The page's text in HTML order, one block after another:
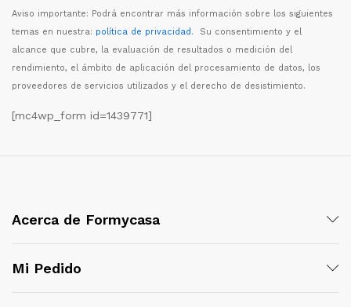
Aviso importante: Podrá encontrar más información sobre los siguientes
temas en nuestra: política de privacidad. Su consentimiento y el
alcance que cubre, la evaluación de resultados o medición del
rendimiento, el ámbito de aplicación del procesamiento de datos, los
proveedores de servicios utilizados y el derecho de desistimiento.
[mc4wp_form id=1439771]
Acerca de Formycasa
Mi Pedido